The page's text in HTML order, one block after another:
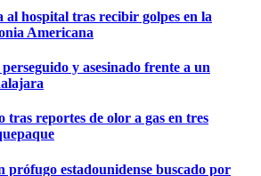
al hospital tras recibir golpes en la
Americana
y asesinado frente a un
tras reportes de olor a gas en tres
prófugo estadounidense buscado por